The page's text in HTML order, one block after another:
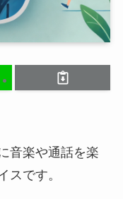
音楽や通話を楽
スです。